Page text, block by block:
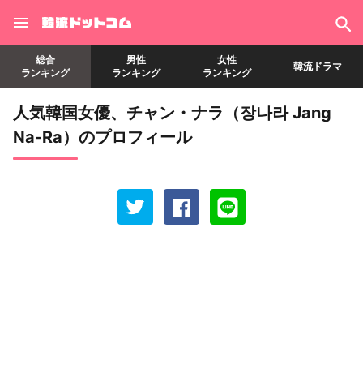
総合
ランキング
男性
ランキング
女性
ランキング
韓流ドラマ
人気韓国女優、チャン・ナラ（장나라 Jang
Na-Ra）のプロフィール